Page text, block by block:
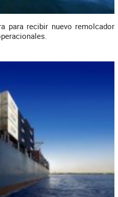
para recibir nuevo remolcador